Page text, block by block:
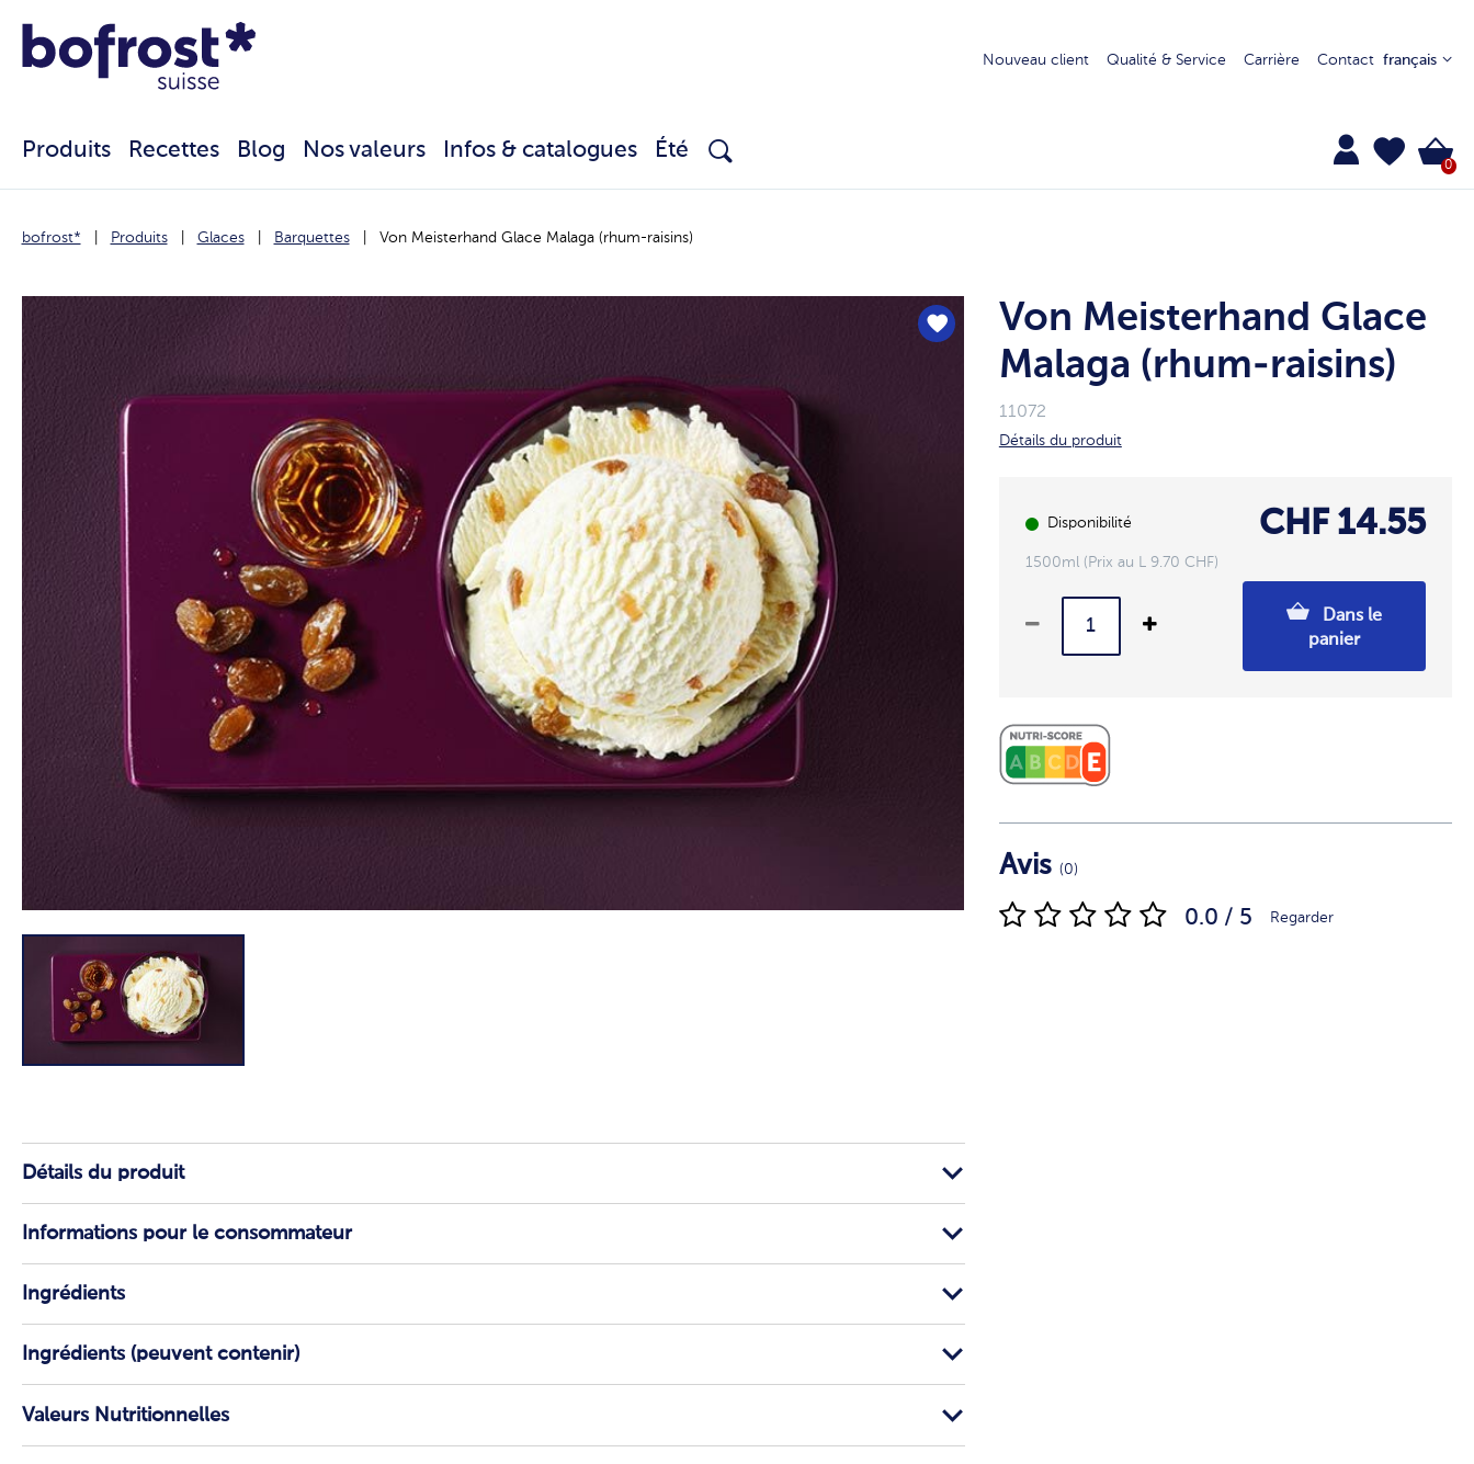
Nouveau client Qualité & Service Carrière Contact français
Produits Recettes Blog Nos valeurs Infos & catalogues Été
0
bofrost* Produits Glaces Barquettes Von Meisterhand Glace Malaga (rhum-raisins)
Von Meisterhand Glace
Malaga (rhum-raisins)
11072
Détails du produit
Disponibilité CHF 14.55
1500ml (Prix au L 9.70 CHF)
panier
Avis (0)
0.0 / 5 Regarder
Détails du produit
Informations pour le consommateur
Ingrédients
Ingrédients (peuvent contenir)
Valeurs Nutritionnelles